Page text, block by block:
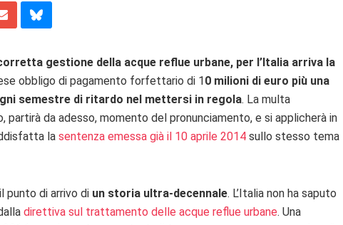
gestione della acque reflue urbane, per l’Italia arriva la
obbligo di pagamento forfettario di 1 0 milioni di euro più una
semestre di ritardo nel mettersi in regola. La multa
da adesso, momento del pronunciamento, e si applicherà in
la sentenza emessa già il 10 aprile 2014 sullo stesso tema
punto di arrivo di un storia ultra-decennale. L’Italia non ha saputo
direttiva sul trattamento delle acque reflue urbane. Una